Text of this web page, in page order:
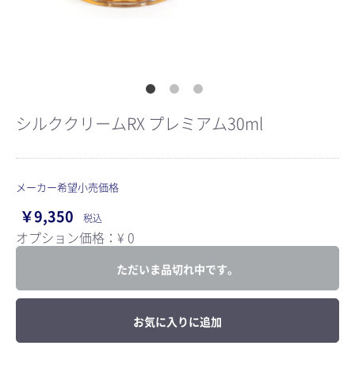
シルククリームRX プレミアム30ml
メーカー希望小売価格
￥9,350 税込
オプション価格：¥ 0
ただいま品切れ中です。
お気に入りに追加